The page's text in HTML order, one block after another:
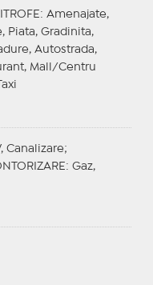
: Amenajate,
Piata, Gradinita,
Autostrada,
Mall/Centru
Canalizare;
: Gaz,